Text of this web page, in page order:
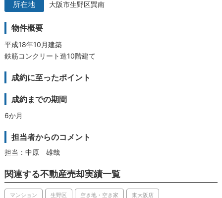
大阪市生野区巽南
物件概要
平成18年10月建築
鉄筋コンクリート造10階建て
成約に至ったポイント
成約までの期間
6か月
担当者からのコメント
担当：中原 雄哉
関連する不動産売却実績一覧
マンション 生野区 空き地・空き家 東大阪店